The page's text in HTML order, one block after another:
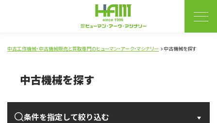
中古工作機械・中古機械販売と買取専門のヒューマン・アーク・マシナリー 中古機械を探す
中古機械を探す
条件を指定して絞り込む